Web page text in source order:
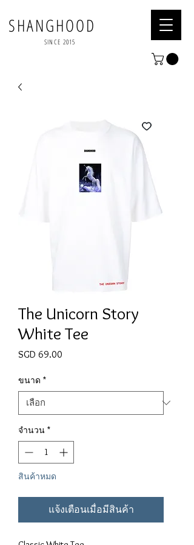
SHANGHOOD
SINCE 2015
The Unicorn Story
White Tee
SGD 69.00
ขนาด *
จำนวน *
สินค้าหมด
แจ้งเตือนเมื่อมีสินค้า